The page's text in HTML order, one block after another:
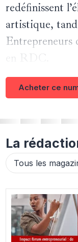
redéfinissent
artistique,
Entrepreneurs
en RDC.
Acheter ce
La
Tous les